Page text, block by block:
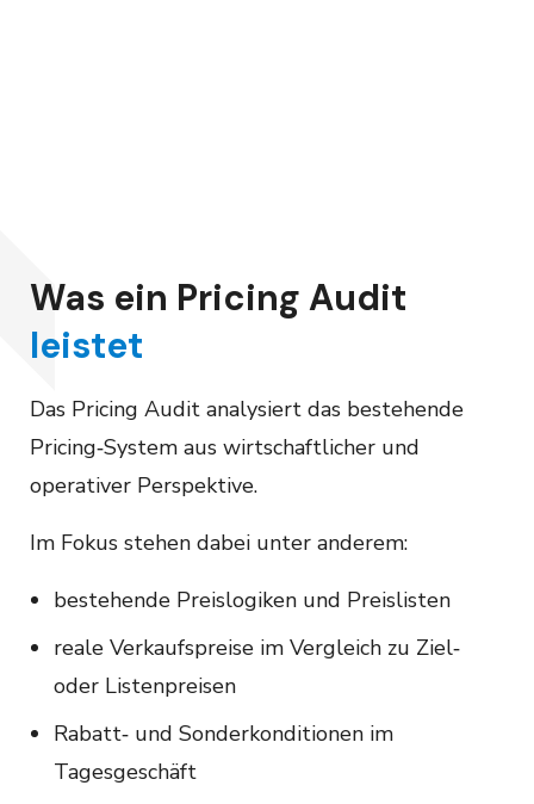
Was ein Pricing Audit
leistet
Das Pricing Audit analysiert das bestehende
Pricing‑System aus wirtschaftlicher und
operativer Perspektive.
Im Fokus stehen dabei unter anderem:
bestehende Preislogiken und Preislisten
reale Verkaufspreise im Vergleich zu Ziel‑
oder Listenpreisen
Rabatt‑ und Sonderkonditionen im
Tagesgeschäft